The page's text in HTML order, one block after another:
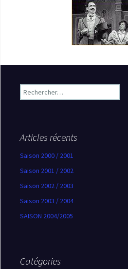
Rechercher :
Articles récents
Saison 2000 / 2001
Saison 2001 / 2002
Saison 2002 / 2003
Saison 2003 / 2004
SAISON 2004/2005
Catégories